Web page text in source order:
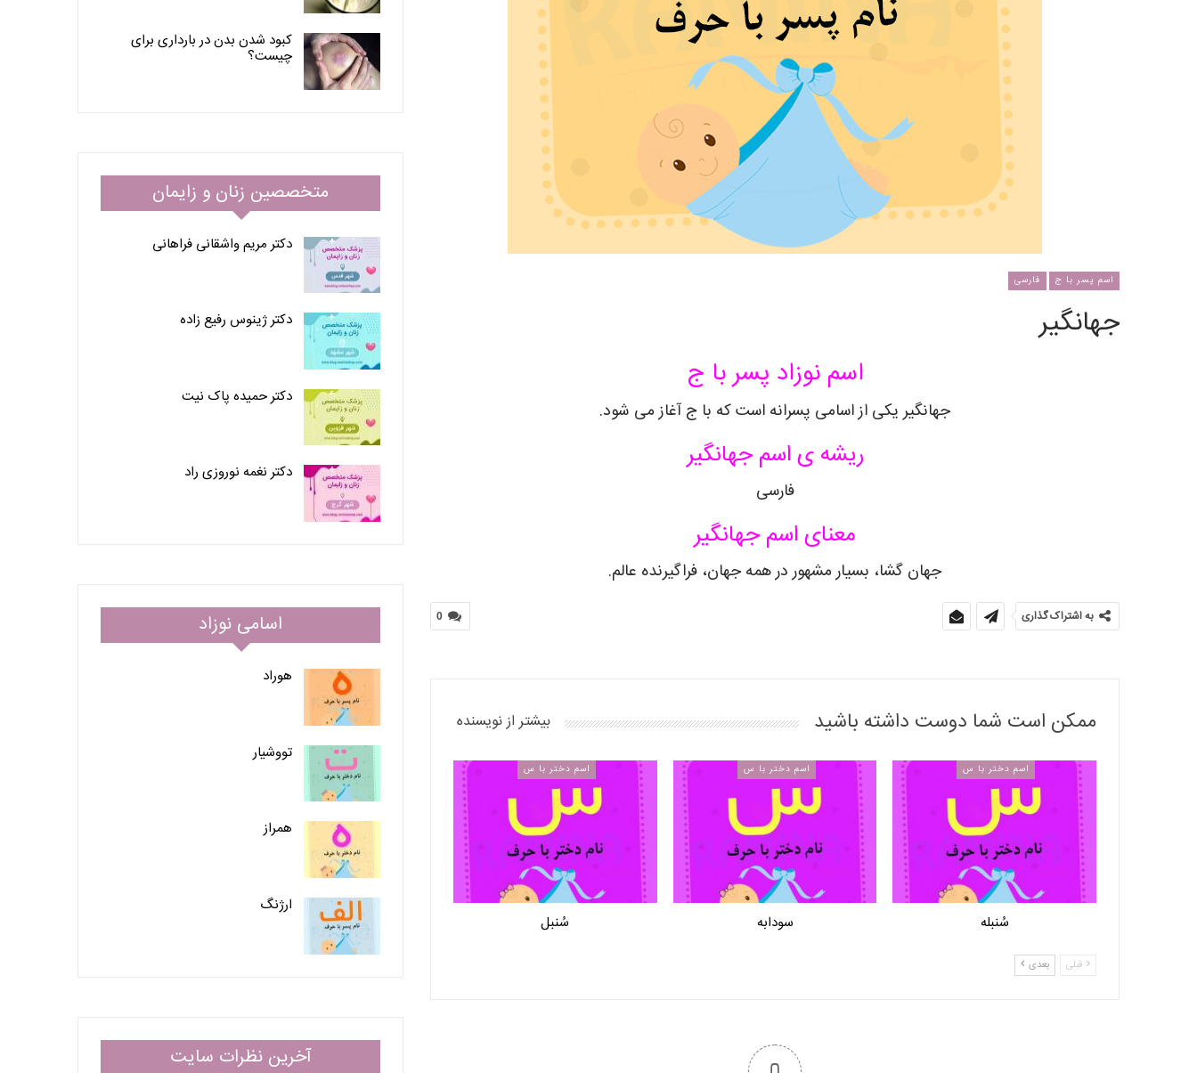
اسم پسر با ج فارسی
جهانگیر
اسم نوزاد پسر با ج
جهانگیر یکی از اسامی پسرانه است که با ج آغاز می شود.
ریشه ی اسم جهانگیر
فارسی
معنای اسم جهانگیر
جهان گشا، بسیار مشهور در همه جهان، فراگیرنده عالم.
0 به اشتراک گذاری
ممکن است شما دوست داشته باشید بیشتر از نویسنده
اسم دختر با س
سُنبله
اسم دختر با س
سودابه
اسم دختر با س
سُنبل
قبلی بعدی
کبود شدن بدن در بارداری برای
چیست؟
متخصصین زنان و زایمان
دکتر مریم واشقانی فراهانی
دکتر ژینوس رفیع زاده
دکتر حمیده پاک نیت
دکتر نغمه نوروزی راد
اسامی نوزاد
هوراد
تووشیار
همراز
ارژنگ
آخرین نظرات سایت